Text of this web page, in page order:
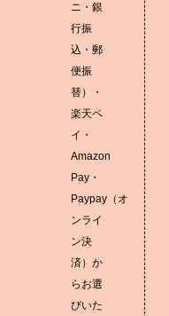
ニ・銀
行振
込・郵
便振
替）・
楽天ペ
イ・
Amazon
Pay・
Paypay（オ
ンライ
ン決
済）か
らお選
びいた